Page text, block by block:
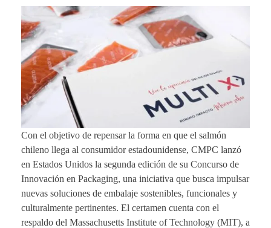
Con el objetivo de repensar la forma en que el salmón
chileno llega al consumidor estadounidense, CMPC lanzó
en Estados Unidos la segunda edición de su Concurso de
Innovación en Packaging, una iniciativa que busca impulsar
nuevas soluciones de embalaje sostenibles, funcionales y
culturalmente pertinentes. El certamen cuenta con el
respaldo del Massachusetts Institute of Technology (MIT), a